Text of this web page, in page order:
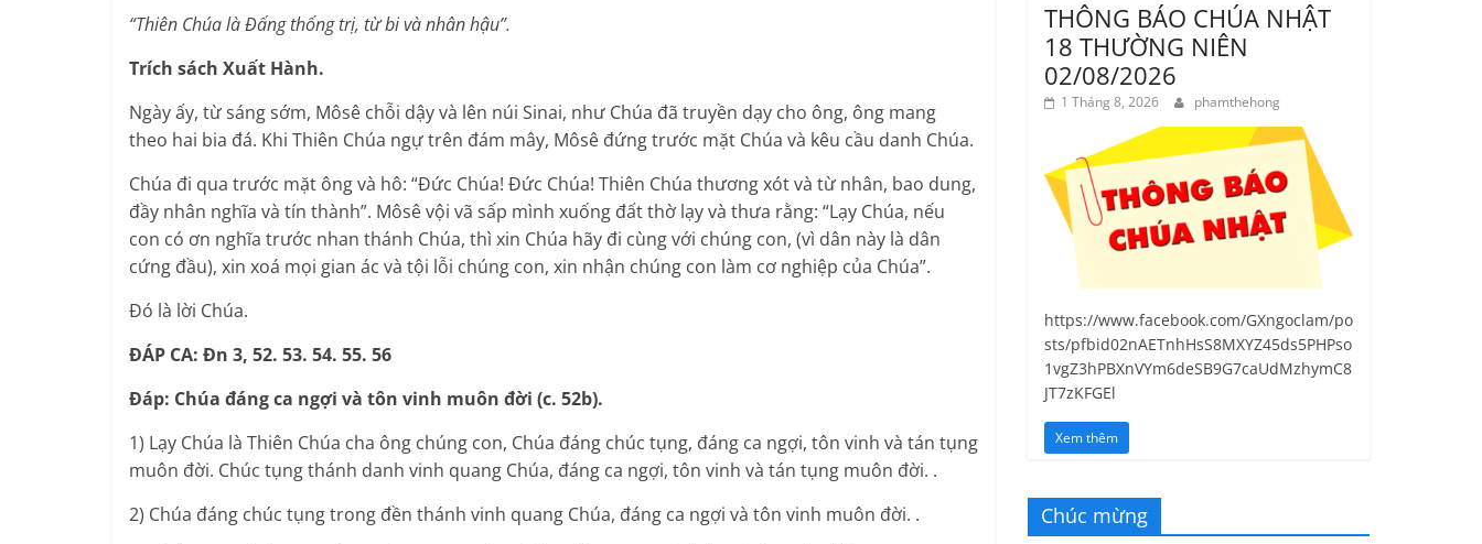
“Thiên Chúa là Đấng thống trị, từ bi và nhân hậu”.
Trích sách Xuất Hành.
Ngày ấy, từ sáng sớm, Môsê chỗi dậy và lên núi Sinai, như Chúa đã truyền dạy cho ông, ông mang
theo hai bia đá. Khi Thiên Chúa ngự trên đám mây, Môsê đứng trước mặt Chúa và kêu cầu danh Chúa.
Chúa đi qua trước mặt ông và hô: “Đức Chúa! Đức Chúa! Thiên Chúa thương xót và từ nhân, bao dung,
đầy nhân nghĩa và tín thành”. Môsê vội vã sấp mình xuống đất thờ lạy và thưa rằng: “Lạy Chúa, nếu
con có ơn nghĩa trước nhan thánh Chúa, thì xin Chúa hãy đi cùng với chúng con, (vì dân này là dân
cứng đầu), xin xoá mọi gian ác và tội lỗi chúng con, xin nhận chúng con làm cơ nghiệp của Chúa”.
Đó là lời Chúa.
ĐÁP CA: Đn 3, 52. 53. 54. 55. 56
Đáp: Chúa đáng ca ngợi và tôn vinh muôn đời (c. 52b).
1) Lạy Chúa là Thiên Chúa cha ông chúng con, Chúa đáng chúc tụng, đáng ca ngợi, tôn vinh và tán tụng
muôn đời. Chúc tụng thánh danh vinh quang Chúa, đáng ca ngợi, tôn vinh và tán tụng muôn đời. .
2) Chúa đáng chúc tụng trong đền thánh vinh quang Chúa, đáng ca ngợi và tôn vinh muôn đời. .
THÔNG BÁO CHÚA NHẬT
18 THƯỜNG NIÊN
02/08/2026
1 Tháng 8, 2026 phamthehong
https://www.facebook.com/GXngoclam/po
sts/pfbid02nAETnhHsS8MXYZ45ds5PHPso
1vgZ3hPBXnVYm6deSB9G7caUdMzhymC8
JT7zKFGEl
Xem thêm
Chúc mừng